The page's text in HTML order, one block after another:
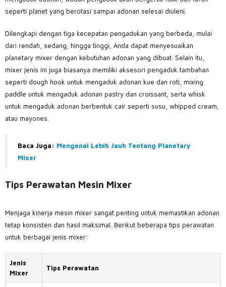
seperti planet yang berotasi sampai adonan selesai diuleni.
Dilengkapi dengan tiga kecepatan pengadukan yang berbeda, mulai
dari rendah, sedang, hingga tinggi, Anda dapat menyesuaikan
planetary mixer dengan kebutuhan adonan yang dibuat. Selain itu,
mixer jenis ini juga biasanya memiliki aksesori pengaduk tambahan
seperti dough hook untuk mengaduk adonan kue dan roti, mixing
paddle untuk mengaduk adonan pastry dan croissant, serta whisk
untuk mengaduk adonan berbentuk cair seperti susu, whipped cream,
atau mayones.
Baca Juga: Mengenal Lebih Jauh Tentang Planetary
Mixer
Tips Perawatan Mesin Mixer
Menjaga kinerja mesin mixer sangat penting untuk memastikan adonan
tetap konsisten dan hasil maksimal. Berikut beberapa tips perawatan
untuk berbagai jenis mixer:
Jenis
Mixer
Tips Perawatan